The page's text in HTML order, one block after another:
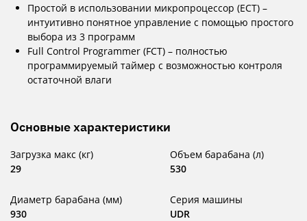
Простой в использовании микропроцессор (ECT) –
интуитивно понятное управление с помощью простого
выбора из 3 программ
Full Control Programmer (FCT) – полностью
программируемый таймер с возможностью контроля
остаточной влаги
Основные характеристики
Загрузка макс (кг)
29
Объем барабана (л)
530
Диаметр барабана (мм)
930
Серия машины
UDR